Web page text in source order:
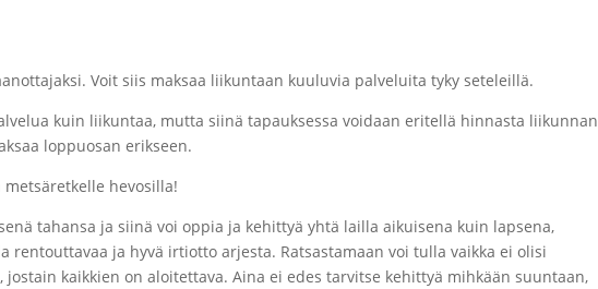
Voit siis maksaa liikuntaan kuuluvia palveluita tyky seteleillä.
kuin liikuntaa, mutta siinä tapauksessa voidaan eritellä hinnasta liikunnan
loppuosan erikseen.
metsäretkelle hevosilla!
tahansa ja siinä voi oppia ja kehittyä yhtä lailla aikuisena kuin lapsena,
rentouttavaa ja hyvä irtiotto arjesta. Ratsastamaan voi tulla vaikka ei olisi
jostain kaikkien on aloitettava. Aina ei edes tarvitse kehittyä mihkään suuntaan,